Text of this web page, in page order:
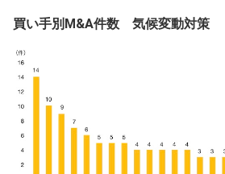
買い手別M&A件数 気候変動対策